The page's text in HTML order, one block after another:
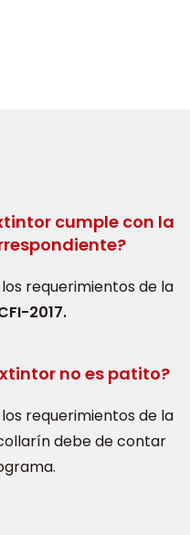
cumple con la
requerimientos de la
2017.
no es patito?
requerimientos de la
debe de contar